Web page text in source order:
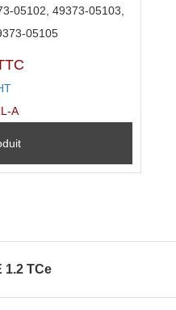
05102, 49373-05103,
05105
A
1.2 TCe